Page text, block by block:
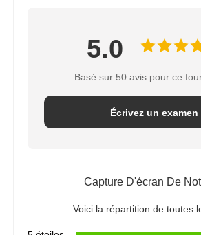
5.0
Basé sur 50 avis pour ce
Écrivez un examen
Capture D'écran De
Voici la répartition de toutes